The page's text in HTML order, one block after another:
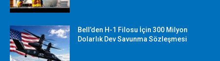
Bell’den H-1 Filosu İçin 300 Milyon
Dolarlık Dev Savunma Sözleşmesi